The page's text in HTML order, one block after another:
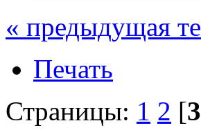
« предыдущая
Печать
Страницы: 1 2 [3